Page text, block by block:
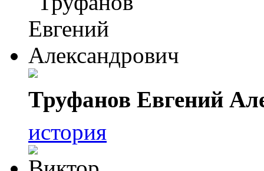
Труфанов Евгений
история